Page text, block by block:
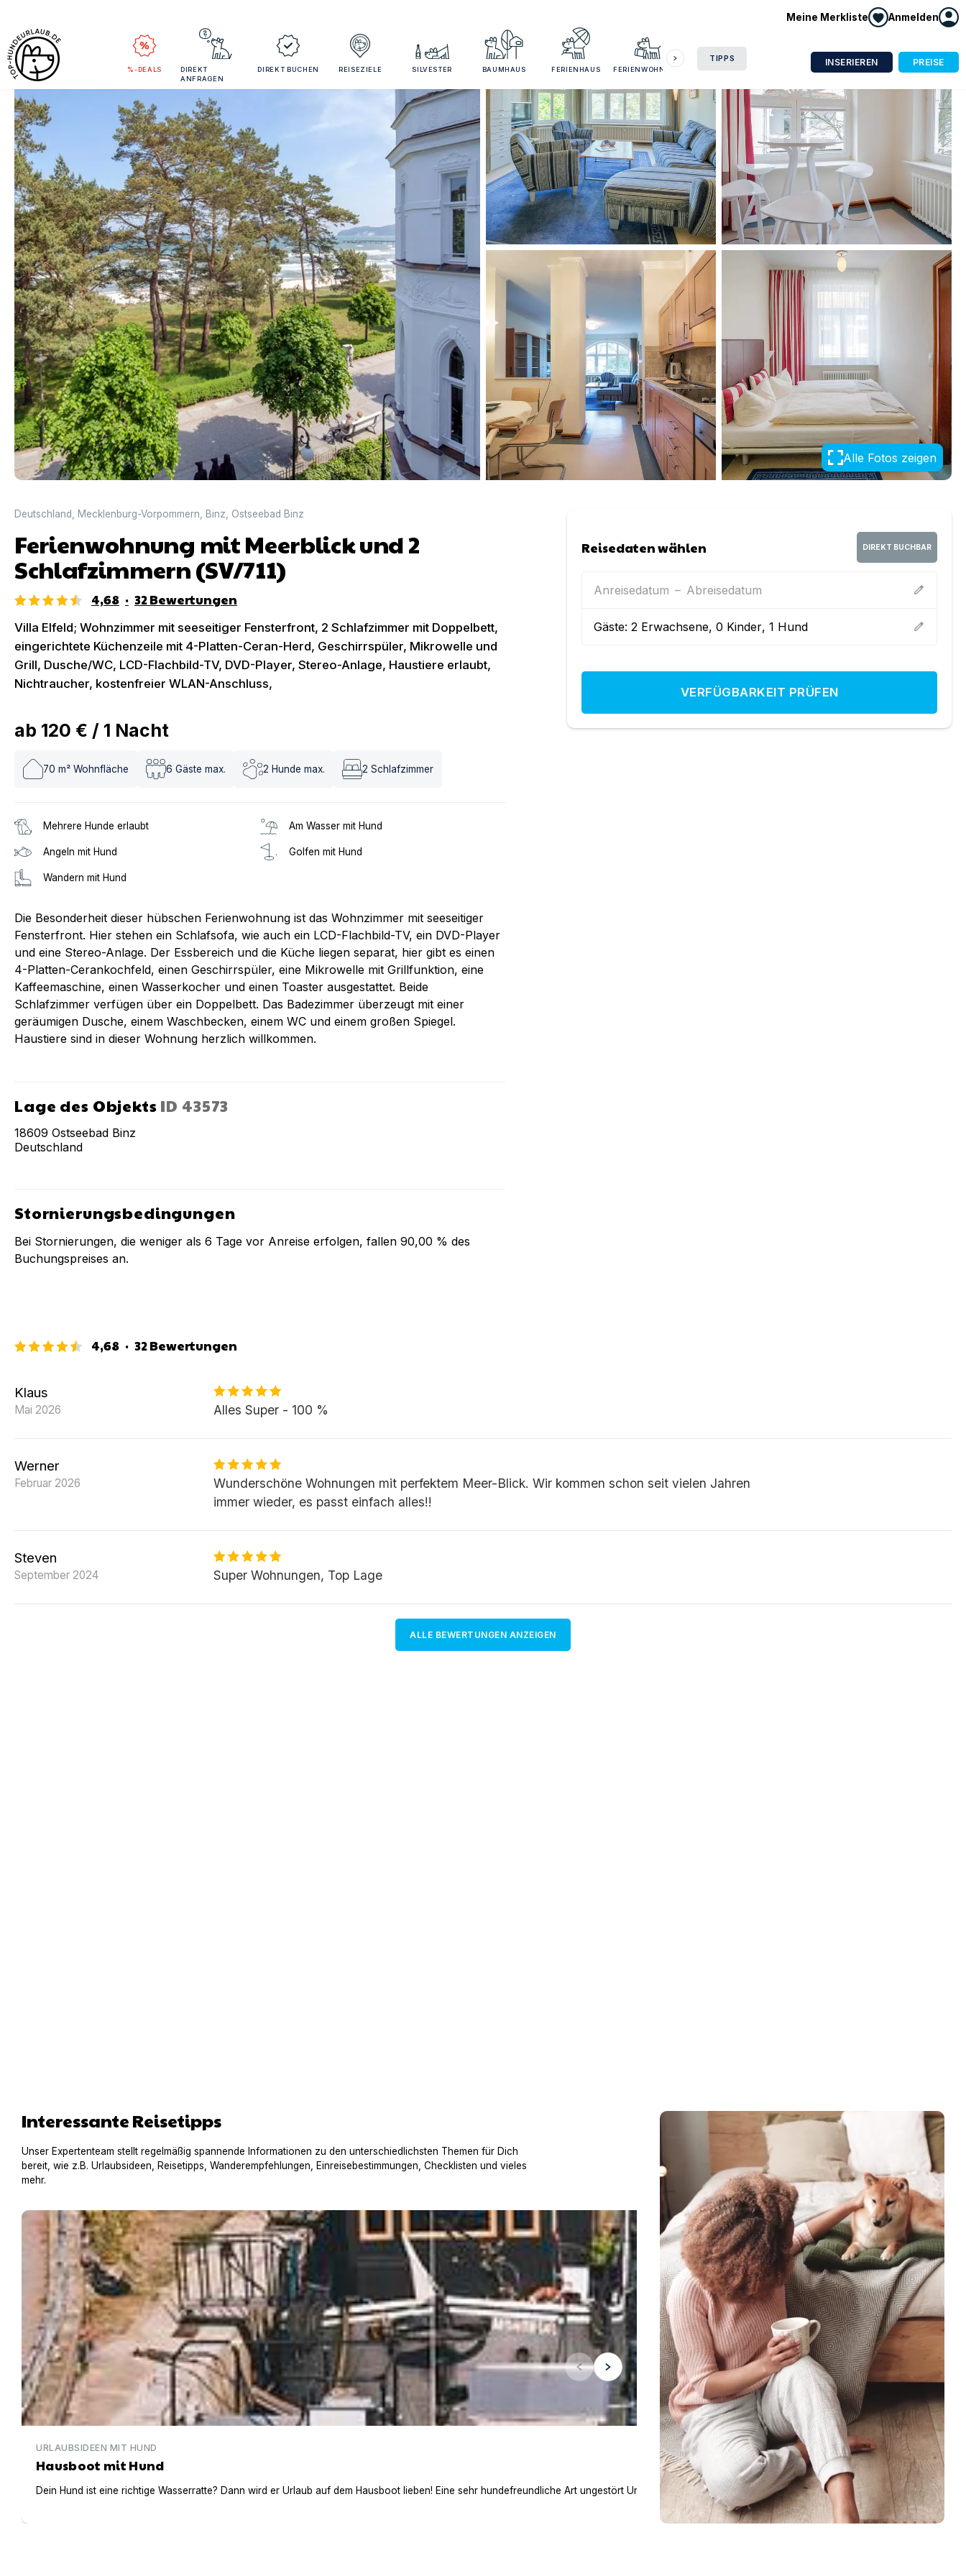
Meine Merkliste Anmelden
%-DEALS
DIREKT
ANFRAGEN
DIREKT BUCHEN REISEZIELE SILVESTER BAUMHAUS FERIENHAUS FERIENWOHNUNG
TIPPS INSERIEREN PREISE
Alle Fotos zeigen
Deutschland Mecklenburg-Vorpommern Binz Ostseebad Binz
Ferienwohnung mit Meerblick und 2
Schlafzimmern (SV/711)
4,68 · 32Bewertungen
Villa Elfeld; Wohnzimmer mit seeseitiger Fensterfront, 2 Schlafzimmer mit Doppelbett,
eingerichtete Küchenzeile mit 4-Platten-Ceran-Herd, Geschirrspüler, Mikrowelle und
Grill, Dusche/WC, LCD-Flachbild-TV, DVD-Player, Stereo-Anlage, Haustiere erlaubt,
Nichtraucher, kostenfreier WLAN-Anschluss,
ab 120 € / 1 Nacht
70 m² Wohnfläche 6 Gäste max. 2 Hunde max. 2 Schlafzimmer
Mehrere Hunde erlaubt Am Wasser mit Hund
Angeln mit Hund Golfen mit Hund
Wandern mit Hund
Die Besonderheit dieser hübschen Ferienwohnung ist das Wohnzimmer mit seeseitiger
Fensterfront. Hier stehen ein Schlafsofa, wie auch ein LCD-Flachbild-TV, ein DVD-Player
und eine Stereo-Anlage. Der Essbereich und die Küche liegen separat, hier gibt es einen
4-Platten-Cerankochfeld, einen Geschirrspüler, eine Mikrowelle mit Grillfunktion, eine
Kaffeemaschine, einen Wasserkocher und einen Toaster ausgestattet. Beide
Schlafzimmer verfügen über ein Doppelbett. Das Badezimmer überzeugt mit einer
geräumigen Dusche, einem Waschbecken, einem WC und einem großen Spiegel.
Haustiere sind in dieser Wohnung herzlich willkommen.
Lage des Objekts ID 43573
18609 Ostseebad Binz
Deutschland
Stornierungsbedingungen
Bei Stornierungen, die weniger als 6 Tage vor Anreise erfolgen, fallen 90,00 % des
Buchungspreises an.
Reisedaten wählen DIREKT BUCHBAR
Anreisedatum – Abreisedatum edit
Gäste:2 Erwachsene,0 Kinder,1 Hund edit
VERFÜGBARKEIT PRÜFEN
4,68 · 32Bewertungen
Klaus
Mai 2026 Alles Super - 100 %
Werner
Februar 2026
Wunderschöne Wohnungen mit perfektem Meer-Blick. Wir kommen schon seit vielen Jahren
immer wieder, es passt einfach alles!!
Steven
September 2024 Super Wohnungen, Top Lage
ALLE BEWERTUNGEN ANZEIGEN
Interessante Reisetipps
Unser Expertenteam stellt regelmäßig spannende Informationen zu den unterschiedlichsten Themen für Dich
bereit, wie z.B. Urlaubsideen, Reisetipps, Wanderempfehlungen, Einreisebestimmungen, Checklisten und vieles
mehr.
Hausboot mit Hund
URLAUBSIDEEN MIT HUND
Hausboot mit Hund
Dein Hund ist eine richtige Wasserratte? Dann wird er Urlaub auf dem Hausboot lieben! Eine sehr hundefreundliche Art ungestört Urlaub zu machen. Spaß und Abenteuer für die ganze Familie, ganz